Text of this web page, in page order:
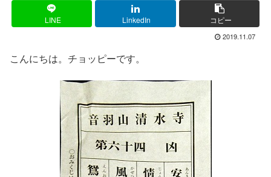
LINE LinkedIn コピー
2019.11.07
こんにちは。チョッピーです。